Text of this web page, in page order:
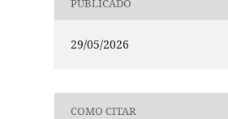
29/05/2026
COMO CITAR